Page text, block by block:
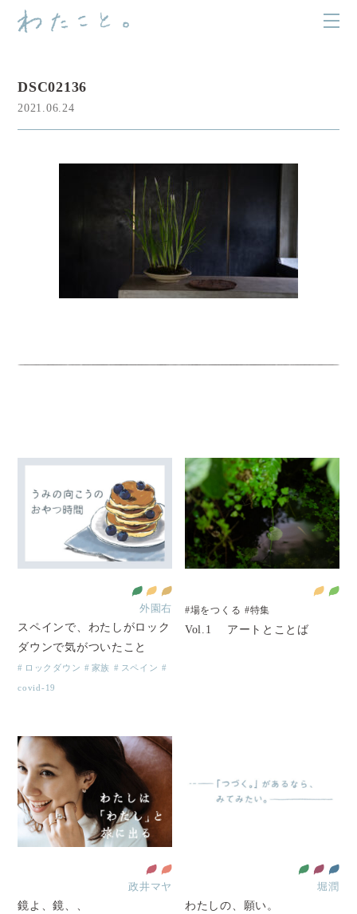
DSC02136
2021.06.24
外園右
スペインで、わたしがロック
ダウンで気がついたこと
ロックダウン 家族 スペイン
covid-19
#場をつくる #特集
Vol.1 アートとことば
政井マヤ
鏡よ、鏡、、
堀潤
わたしの、願い。